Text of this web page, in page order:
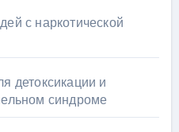
с наркотической
детоксикации и
синдроме